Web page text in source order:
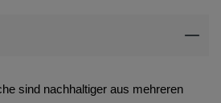
sind nachhaltiger aus mehreren